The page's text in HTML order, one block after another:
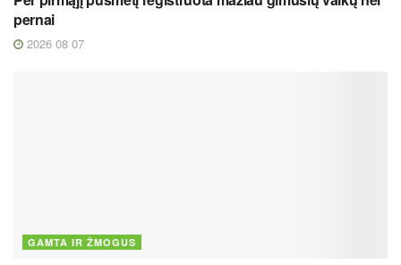
pernai
2026 08 07
GAMTA IR ŽMOGUS